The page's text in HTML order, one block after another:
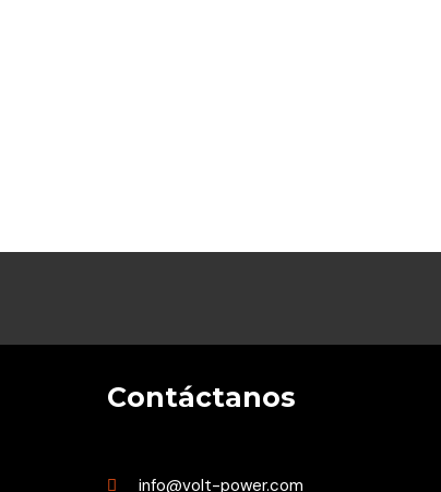
Contáctanos
info@volt-power.com